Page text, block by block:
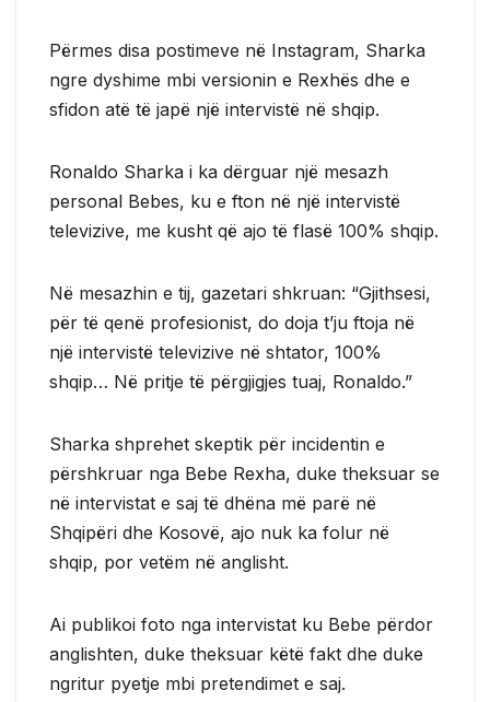
Përmes disa postimeve në Instagram, Sharka
ngre dyshime mbi versionin e Rexhës dhe e
sfidon atë të japë një intervistë në shqip.
Ronaldo Sharka i ka dërguar një mesazh
personal Bebes, ku e fton në një intervistë
televizive, me kusht që ajo të flasë 100% shqip.
Në mesazhin e tij, gazetari shkruan: “Gjithsesi,
për të qenë profesionist, do doja t’ju ftoja në
një intervistë televizive në shtator, 100%
shqip… Në pritje të përgjigjes tuaj, Ronaldo.”
Sharka shprehet skeptik për incidentin e
përshkruar nga Bebe Rexha, duke theksuar se
në intervistat e saj të dhëna më parë në
Shqipëri dhe Kosovë, ajo nuk ka folur në
shqip, por vetëm në anglisht.
Ai publikoi foto nga intervistat ku Bebe përdor
anglishten, duke theksuar këtë fakt dhe duke
ngritur pyetje mbi pretendimet e saj.